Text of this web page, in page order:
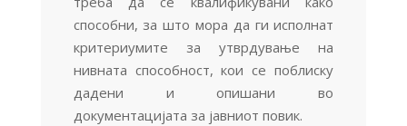
способни, за што мора да ги исполнат
критериумите за утврдување на
нивната способност, кои се поблиску
дадени и опишани во
документацијата за јавниот повик.